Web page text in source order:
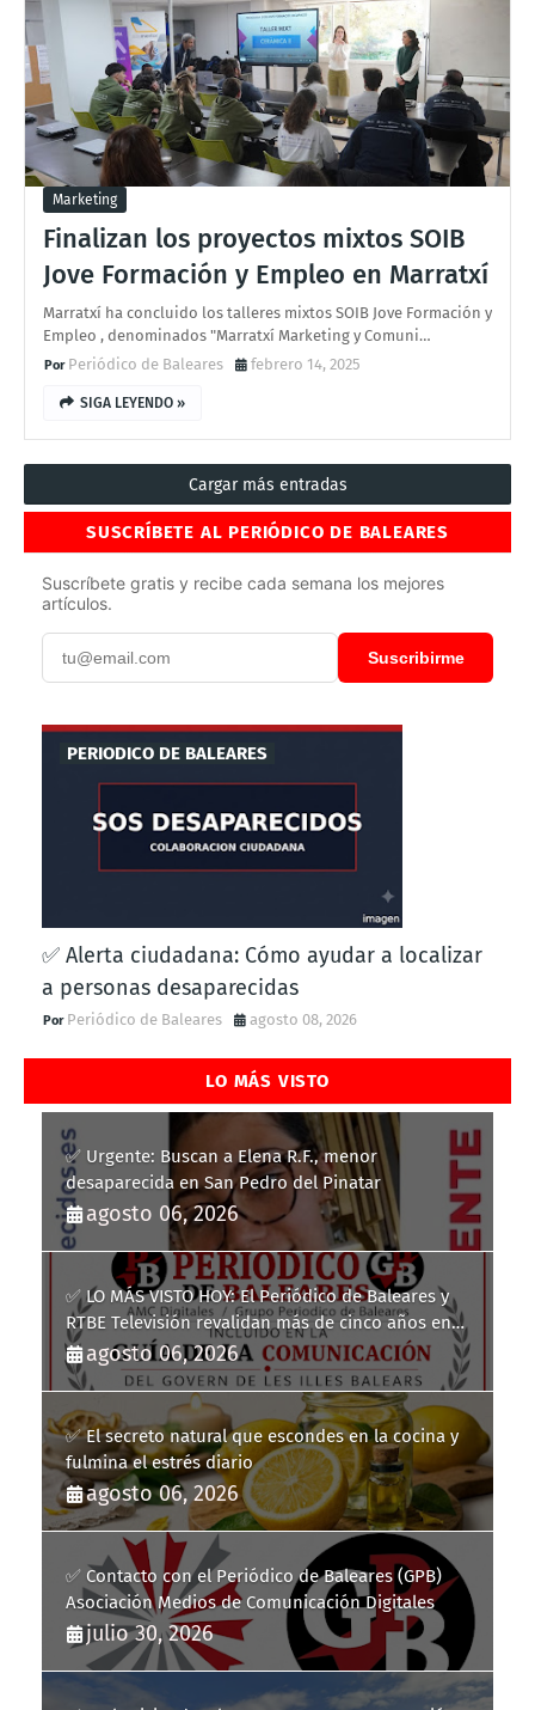
Marketing
Finalizan los proyectos mixtos SOIB
Jove Formación y Empleo en Marratxí
Marratxí ha concluido los talleres mixtos SOIB Jove Formación y
Empleo , denominados "Marratxí Marketing y Comuni…
Periódico de Baleares
febrero 14, 2025
SIGA LEYENDO »
Cargar más entradas
SUSCRÍBETE AL PERIÓDICO DE BALEARES
Suscríbete gratis y recibe cada semana los mejores
artículos.
Suscribirme
PERIODICO DE BALEARES
✅ Alerta ciudadana: Cómo ayudar a localizar
a personas desaparecidas
Periódico de Baleares agosto 08, 2026
LO MÁS VISTO
✅ Urgente: Buscan a Elena R.F., menor
desaparecida en San Pedro del Pinatar
agosto 06, 2026
✅ LO MÁS VISTO HOY: El Periódico de Baleares y
RTBE Televisión revalidan más de cinco años en
la Guía de la Comunicación del Govern de les Illes
Balears
agosto 06, 2026
✅ El secreto natural que escondes en la cocina y
fulmina el estrés diario
agosto 06, 2026
✅ Contacto con el Periódico de Baleares (GPB)
Asociación Medios de Comunicación Digitales
julio 30, 2026